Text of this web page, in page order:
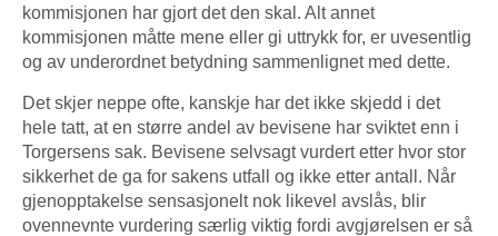
kommisjonen har gjort det den skal. Alt annet
kommisjonen måtte mene eller gi uttrykk for, er uvesentlig
og av underordnet betydning sammenlignet med dette.
Det skjer neppe ofte, kanskje har det ikke skjedd i det
hele tatt, at en større andel av bevisene har sviktet enn i
Torgersens sak. Bevisene selvsagt vurdert etter hvor stor
sikkerhet de ga for sakens utfall og ikke etter antall. Når
gjenopptakelse sensasjonelt nok likevel avslås, blir
ovennevnte vurdering særlig viktig fordi avgjørelsen er så